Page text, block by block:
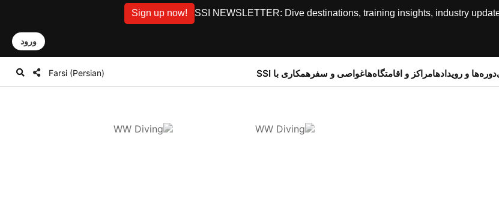
SSI NEWSLETTER: Dive destinations, training insights, industry
Sign up now!
ورود
دوره‌ها و رویدادهامراکز و اقامتگاه‌هاغواصی و سفرهمکاری با SSI Farsi (Persian)